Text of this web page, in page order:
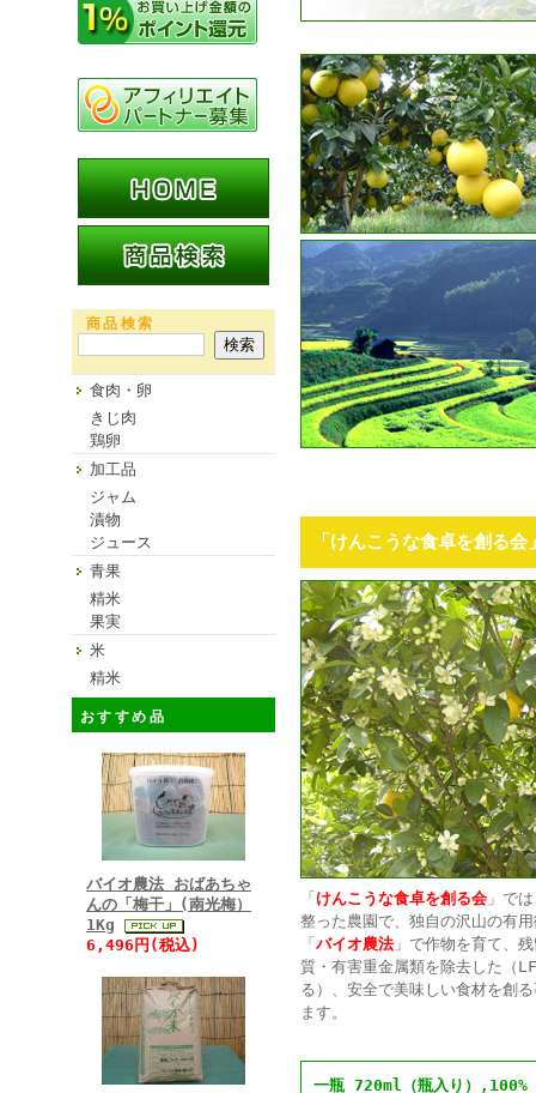
商品検索
食肉・卵
きじ肉
鶏卵
加工品
ジャム
漬物
ジュース
青果
精米
果実
米
精米
おすすめ品
バイオ農法 おばあちゃ
んの「梅干」(南光梅）
1Kg
6,496円(税込)
「けんこうな食卓を創る
「 けんこうな食卓を創る会 」で
整った農園で、独自の沢山の有
「 バイオ農法」で作物を育て、
質・有害重金属類を除去した（
る）、安全で美味しい食材を創
ます。
一瓶 720ml（瓶入り）,100%